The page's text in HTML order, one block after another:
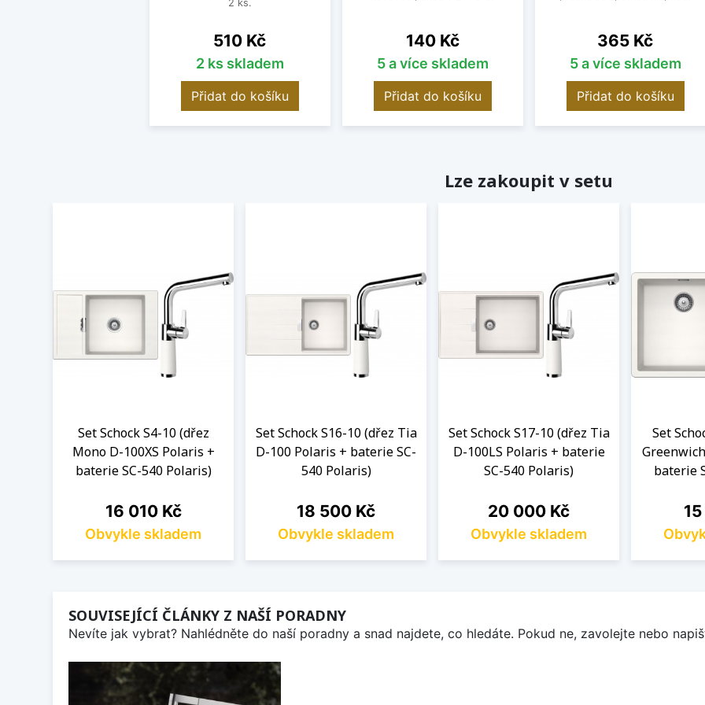
2 ks.
Cena
510 Kč
2 ks skladem
Přidat do košíku
Cena
140 Kč
5 a více skladem
Přidat do košíku
Cena
365 Kč
5 a více skladem
Přidat do košíku
Lze zakoupit v setu
Set Schock S4-10 (dřez
Mono D-100XS Polaris +
baterie SC-540 Polaris)
Cena
16 010 Kč
Obvykle skladem
Set Schock S16-10 (dřez Tia
D-100 Polaris + baterie SC-
540 Polaris)
Cena
18 500 Kč
Obvykle skladem
Set Schock S17-10 (dřez Tia
D-100LS Polaris + baterie
SC-540 Polaris)
Cena
20 000 Kč
Obvykle skladem
Set
baterie
SOUVISEJÍCÍ ČLÁNKY Z NAŠÍ PORADNY
Nevíte jak vybrat? Nahlédněte do naší poradny a snad najdete, co hledáte. Pokud ne, zavolejte nebo